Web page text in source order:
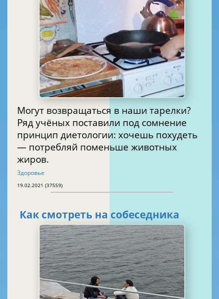
Могут возвращаться в наши тарелки?
Ряд учёных поставили под сомнение
принцип диетологии: хочешь похудеть
— потребляй поменьше животных
жиров.
Здоровье
19.02.2021 (37559)
Как смотреть на собеседника